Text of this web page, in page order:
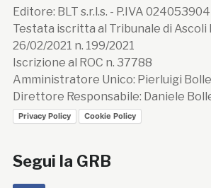
Editore: BLT s.r.l.s. - P.IVA
Testata iscritta al Tribunale di Ascoli
26/02/2021 n. 199/2021
Iscrizione al ROC n. 37788
Amministratore Unico: Pierluigi
Direttore Responsabile: Daniele
Privacy Policy Cookie Policy
Segui la GRB